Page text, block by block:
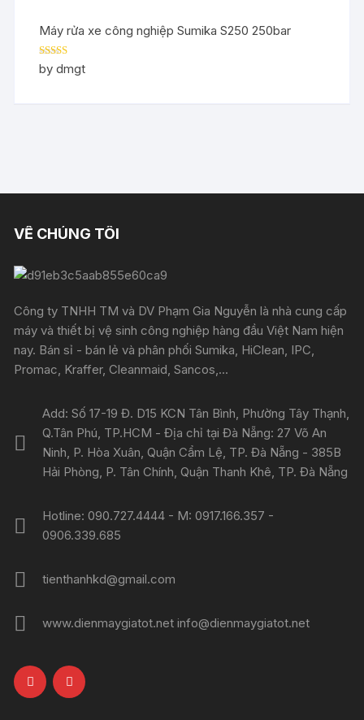
Máy rửa xe công nghiệp Sumika S250 250bar
Rated5out
of 5
by dmgt
VỀ CHÚNG TÔI
Công ty TNHH TM và DV Phạm Gia Nguyễn là nhà cung cấp
máy và thiết bị vệ sinh công nghiệp hàng đầu Việt Nam hiện
nay. Bán sỉ - bán lẻ và phân phối Sumika, HiClean, IPC,
Promac, Kraffer, Cleanmaid, Sancos,...
Add: Số 17-19 Đ. D15 KCN Tân Bình, Phường Tây Thạnh,
Q.Tân Phú, TP.HCM - Địa chỉ tại Đà Nẵng: 27 Võ An
Ninh, P. Hòa Xuân, Quận Cẩm Lệ, TP. Đà Nẵng - 385B
Hải Phòng, P. Tân Chính, Quận Thanh Khê, TP. Đà Nẵng
Hotline: 090.727.4444 - M: 0917.166.357 -
0906.339.685
tienthanhkd@gmail.com
www.dienmaygiatot.net info@dienmaygiatot.net